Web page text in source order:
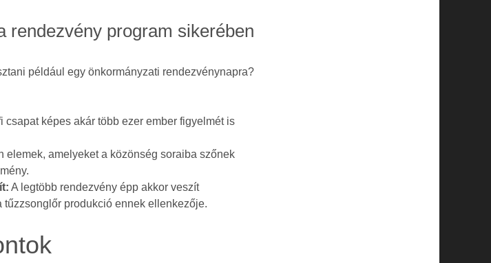
rendezvény program sikerében
például egy önkormányzati rendezvénynapra?
csapat képes akár több ezer ember figyelmét is
elemek, amelyeket a közönség soraiba szőnek
A legtöbb rendezvény épp akkor veszít
tűzzsonglőr produkció ennek ellenkezője.